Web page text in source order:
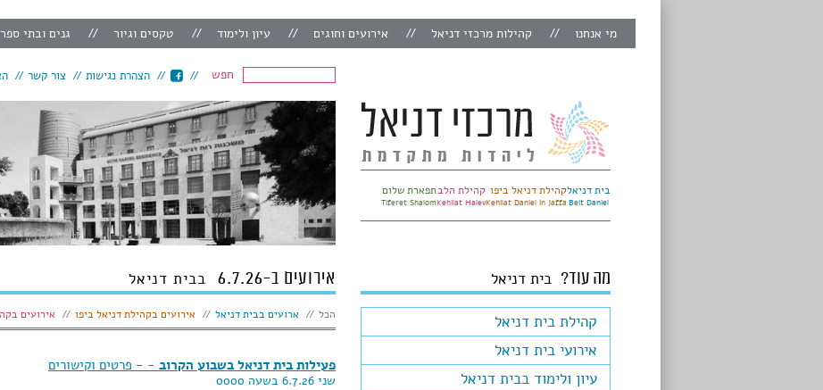
מי אנחנו קהילות מרכזי דניאל אירועים וחוגים עיון ולימוד טקסים וגיור גנים ובתי ספר
חפש
הצהרת נגישות צור קשר
בית דניאל
Beit Daniel
קהילת דניאל ביפו
Kehilat Daniel in Jaffa
קהילת הלב
Kehilat Halev
תפארת שלום
Tiferet Shalom
מה עוד? בית דניאל
קהילת בית דניאל
אירועי בית דניאל
עיון ולימוד בבית דניאל
אירועים ב-6.7.26 בבית דניאל
הצג:
הכל ארועים בבית דניאל אירועים בקהילת דניאל ביפו אירועים
פעילות בית דניאל בשבוע הקרוב - - פרטים וקישורים
שני 6.7.26 בשעה 0000